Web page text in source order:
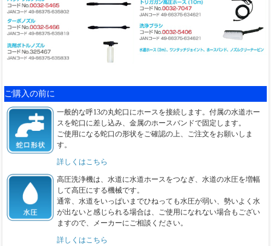
ご購入の前に
一般的な呼13の丸蛇口にホースを接続します。付属の水道ホー
スを蛇口に差し込み、金属のホースバンドで固定します。
ご使用になる蛇口の形状をご確認の上、ご注文をお願いしま
す。
詳しくはこちら
高圧洗浄機は、水道に水道ホースをつなぎ、水道の水圧を増幅
して高圧にする機械です。
通常、水道をいっぱいまでひねっても水圧が弱い、勢いよく水
が出ないと感じられる場合は、ご使用になれない場合もござい
ますので、メーカーにご相談ください。
詳しくはこちら